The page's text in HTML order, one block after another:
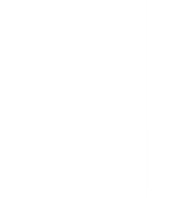
für den Planeten